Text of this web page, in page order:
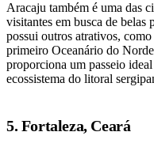
Aracaju também é uma das
visitantes em busca de belas
possui outros atrativos,
primeiro Oceanário do
proporciona um passeio
ecossistema do litoral
5. Fortaleza, Ceará